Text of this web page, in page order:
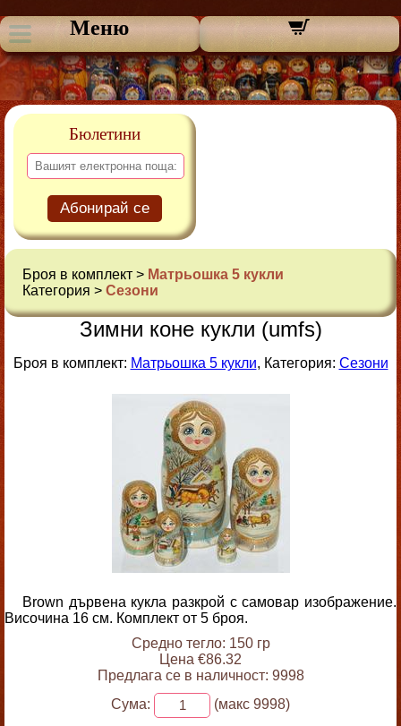
Меню
Бюлетини
Абонирай се
Броя в комплект > Матрьошка 5 кукли
Категория > Сезони
Зимни коне кукли (umfs)
Броя в комплект: Матрьошка 5 кукли, Категория: Сезони
Brown дървена кукла разкрой с самовар изображение.
Височина 16 см. Комплект от 5 броя.
Средно тегло: 150 гр
Цена €86.32
Предлага се в наличност: 9998
Сума:
(макс 9998)